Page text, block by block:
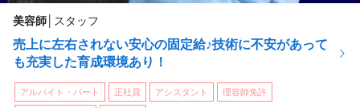
美容師 スタッフ
売上に左右されない安心の固定給♪技術に不安があって
も充実した育成環境あり！
アルバイト・パート 正社員 アシスタント 理容師免許